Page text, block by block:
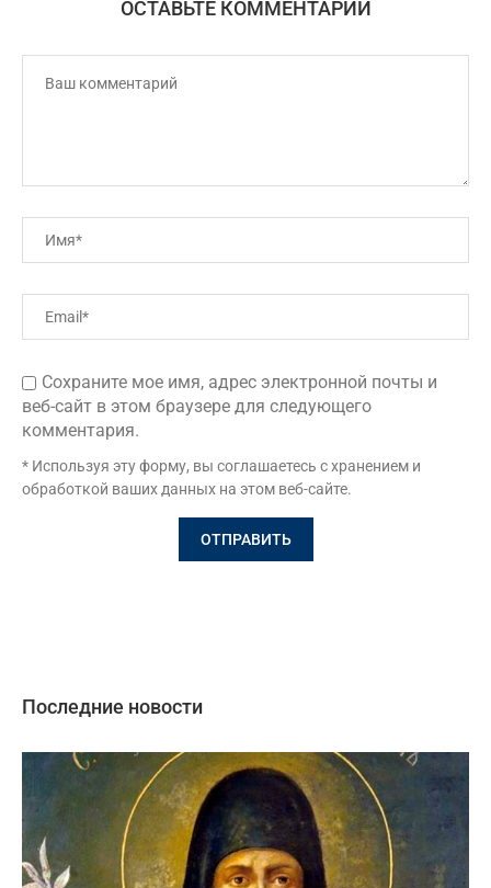
ОСТАВЬТЕ КОММЕНТАРИЙ
Сохраните мое имя, адрес электронной почты и
веб-сайт в этом браузере для следующего
комментария.
* Используя эту форму, вы соглашаетесь с хранением и
обработкой ваших данных на этом веб-сайте.
Последние новости